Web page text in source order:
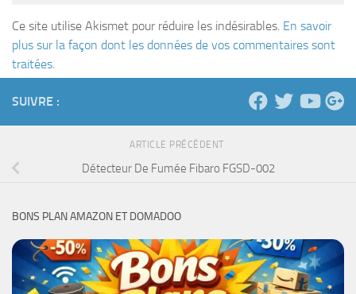
Ce site utilise Akismet pour réduire les indésirables. En savoir
plus sur la façon dont les données de vos commentaires sont
traitées.
SUIVRE :
ARTICLE PRÉCÉDENT
Détecteur De Fumée Fibaro FGSD-002
BONS PLAN AMAZON ET DOMADOO